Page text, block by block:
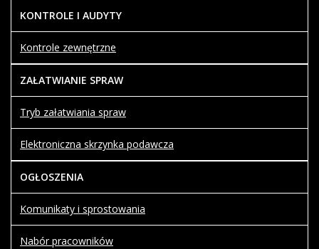
KONTROLE I AUDYTY
Kontrole zewnętrzne
ZAŁATWIANIE SPRAW
Tryb załatwiania spraw
Elektroniczna skrzynka podawcza
OGŁOSZENIA
Komunikaty i sprostowania
Nabór pracowników